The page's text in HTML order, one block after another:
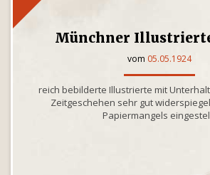
Münchner
vom 05.05.1924
reich bebilderte Illustrierte mit
Zeitgeschehen sehr gut
Papiermangels